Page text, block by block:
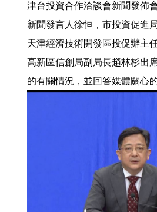
正能量
餐飲美食
津台投資合作洽談會新聞發佈
新聞發言人徐恒，市投資促進
天津經濟技術開發區投促辦主
高新區信創局副局長趙林杉出
的有關情況，並回答媒體關心的